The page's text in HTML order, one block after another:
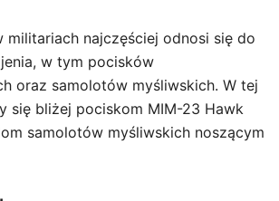
militariach najczęściej odnosi się do
w tym pocisków
oraz samolotów myśliwskich. W tej
się bliżej pociskom MIM-23 Hawk
samolotów myśliwskich noszącym